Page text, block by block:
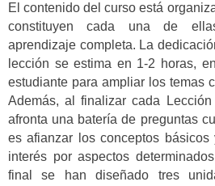
El contenido del curso está
constituyen cada una de
aprendizaje completa. La
lección se estima en 1-2 horas,
estudiante para ampliar los temas
Además, al finalizar cada
afronta una batería de preguntas
es afianzar los conceptos
interés por aspectos
final se han diseñado tres